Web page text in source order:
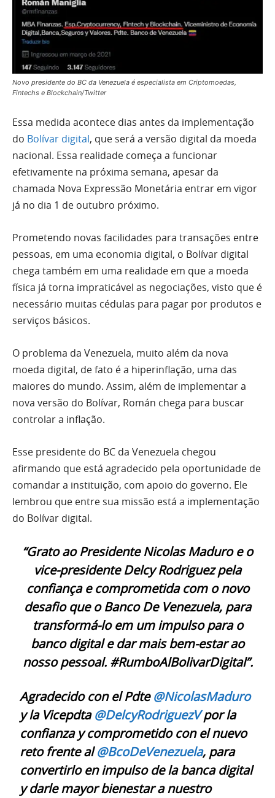
Novo presidente do BC da Venezuela é especialista em Criptomoedas,
Fintechs e Blockchain/Twitter
Essa medida acontece dias antes da implementação
do Bolívar digital, que será a versão digital da moeda
nacional. Essa realidade começa a funcionar
efetivamente na próxima semana, apesar da
chamada Nova Expressão Monetária entrar em vigor
já no dia 1 de outubro próximo.
Prometendo novas facilidades para transações entre
pessoas, em uma economia digital, o Bolívar digital
chega também em uma realidade em que a moeda
física já torna impraticável as negociações, visto que é
necessário muitas cédulas para pagar por produtos e
serviços básicos.
O problema da Venezuela, muito além da nova
moeda digital, de fato é a hiperinflação, uma das
maiores do mundo. Assim, além de implementar a
nova versão do Bolívar, Román chega para buscar
controlar a inflação.
Esse presidente do BC da Venezuela chegou
afirmando que está agradecido pela oportunidade de
comandar a instituição, com apoio do governo. Ele
lembrou que entre sua missão está a implementação
do Bolívar digital.
“Grato ao Presidente Nicolas Maduro e o
vice-presidente Delcy Rodriguez pela
confiança e comprometida com o novo
desafio que o Banco De Venezuela, para
transformá-lo em um impulso para o
banco digital e dar mais bem-estar ao
nosso pessoal. #RumboAlBolivarDigital”.
Agradecido con el Pdte@NicolasMaduro
y la Vicepdta@DelcyRodriguezVpor la
confianza y comprometido con el nuevo
reto frente al@BcoDeVenezuela, para
convertirlo en impulso de la banca digital
y darle mayor bienestar a nuestro